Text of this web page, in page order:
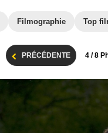
Filmographie Top
PRÉCÉDENTE 4 / 8